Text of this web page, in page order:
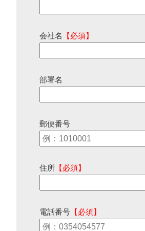
会社名 【必須】
部署名
郵便番号
住所 【必須】
電話番号 【必須】